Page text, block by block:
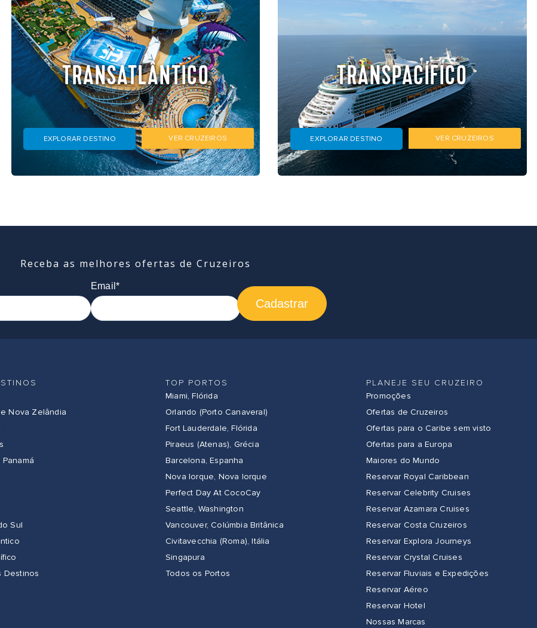
TRANSATLÂNTICO
EXPLORAR DESTINO VER CRUZEIROS
TRANSPACÍFICO
EXPLORAR DESTINO VER CRUZEIROS
Receba as melhores ofertas de Cruzeiros
Email*
Cadastrar
Nova Zelândia
Sul
Destinos
TOP PORTOS
Miami, Flórida
Orlando (Porto Canaveral)
Fort Lauderdale, Flórida
Piraeus (Atenas), Grécia
Barcelona, Espanha
Nova Iorque, Nova Iorque
Perfect Day At CocoCay
Seattle, Washington
Vancouver, Colúmbia Britânica
Civitavecchia (Roma), Itália
Singapura
Todos os Portos
PLANEJE SEU CRUZEIRO
Promoções
Ofertas de Cruzeiros
Ofertas para o Caribe sem visto
Ofertas para a Europa
Maiores do Mundo
Reservar Royal Caribbean
Reservar Celebrity Cruises
Reservar Azamara Cruises
Reservar Costa Cruzeiros
Reservar Explora Journeys
Reservar Crystal Cruises
Reservar Fluviais e Expedições
Reservar Aéreo
Reservar Hotel
Nossas Marcas